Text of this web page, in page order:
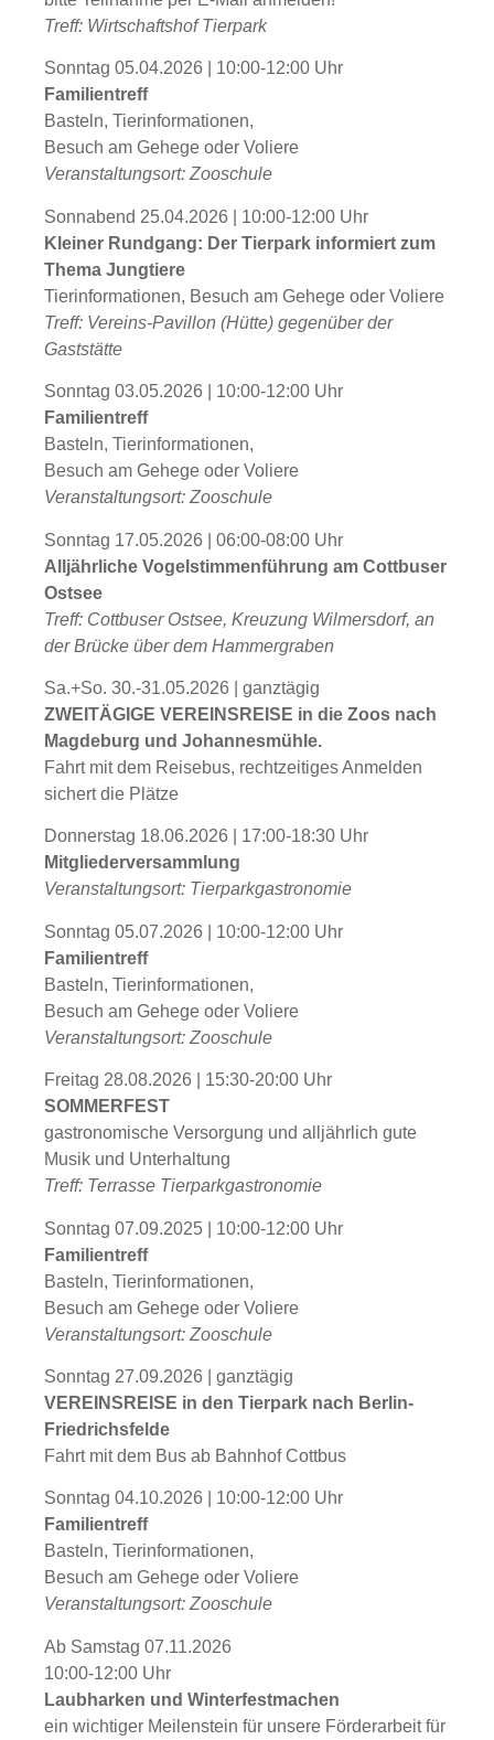
Treff: Wirtschaftshof Tierpark
Sonntag 05.04.2026 | 10:00-12:00 Uhr
Familientreff
Basteln, Tierinformationen,
Besuch am Gehege oder Voliere
Veranstaltungsort: Zooschule
Sonnabend 25.04.2026 | 10:00-12:00 Uhr
Kleiner Rundgang: Der Tierpark informiert zum
Thema Jungtiere
Tierinformationen, Besuch am Gehege oder Voliere
Treff: Vereins-Pavillon (Hütte) gegenüber der
Gaststätte
Sonntag 03.05.2026 | 10:00-12:00 Uhr
Familientreff
Basteln, Tierinformationen,
Besuch am Gehege oder Voliere
Veranstaltungsort: Zooschule
Sonntag 17.05.2026 | 06:00-08:00 Uhr
Alljährliche Vogelstimmenführung am Cottbuser
Ostsee
Treff: Cottbuser Ostsee, Kreuzung Wilmersdorf, an
der Brücke über dem Hammergraben
Sa.+So. 30.-31.05.2026 | ganztägig
ZWEITÄGIGE VEREINSREISE in die Zoos nach
Magdeburg und Johannesmühle.
Fahrt mit dem Reisebus, rechtzeitiges Anmelden
sichert die Plätze
Donnerstag 18.06.2026 | 17:00-18:30 Uhr
Mitgliederversammlung
Veranstaltungsort: Tierparkgastronomie
Sonntag 05.07.2026 | 10:00-12:00 Uhr
Familientreff
Basteln, Tierinformationen,
Besuch am Gehege oder Voliere
Veranstaltungsort: Zooschule
Freitag 28.08.2026 | 15:30-20:00 Uhr
SOMMERFEST
gastronomische Versorgung und alljährlich gute
Musik und Unterhaltung
Treff: Terrasse Tierparkgastronomie
Sonntag 07.09.2025 | 10:00-12:00 Uhr
Familientreff
Basteln, Tierinformationen,
Besuch am Gehege oder Voliere
Veranstaltungsort: Zooschule
Sonntag 27.09.2026 | ganztägig
VEREINSREISE in den Tierpark nach Berlin-
Friedrichsfelde
Fahrt mit dem Bus ab Bahnhof Cottbus
Sonntag 04.10.2026 | 10:00-12:00 Uhr
Familientreff
Basteln, Tierinformationen,
Besuch am Gehege oder Voliere
Veranstaltungsort: Zooschule
Ab Samstag 07.11.2026
10:00-12:00 Uhr
Laubharken und Winterfestmachen
ein wichtiger Meilenstein für unsere Förderarbeit für